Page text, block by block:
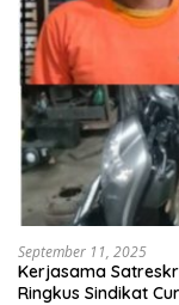
September 11, 2025
Kerjasama
Ringkus Sindikat